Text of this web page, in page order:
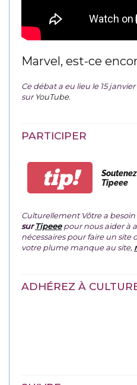
Marvel, est-ce
Ce débat a eu lieu le 15
surYouTube.
PARTICIPER
tip! Soutenez
Tipeee
Culturellement Vôtre a
surTipeeepour nous aider à
nécessaires pour faire un site
votre plume manque au site,
ADHÉREZ À